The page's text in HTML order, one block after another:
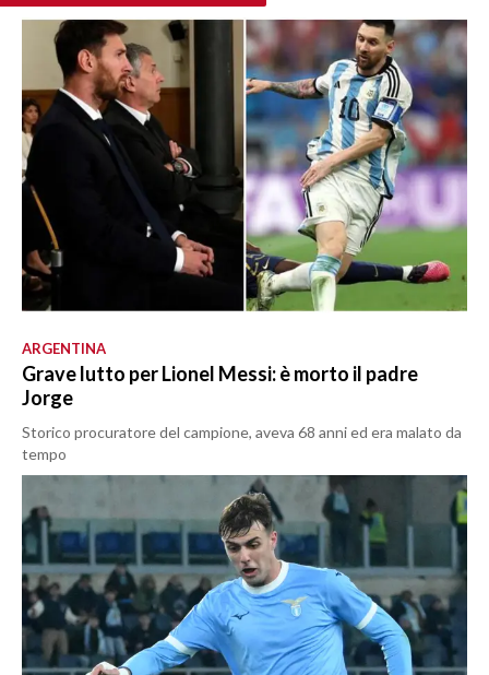
ARGENTINA
Grave lutto per Lionel Messi: è morto il padre
Jorge
Storico procuratore del campione, aveva 68 anni ed era malato da
tempo